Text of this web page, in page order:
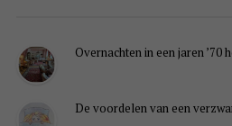
Overnachten in een jaren ’70
De voordelen van een